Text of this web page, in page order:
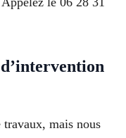
mais nous